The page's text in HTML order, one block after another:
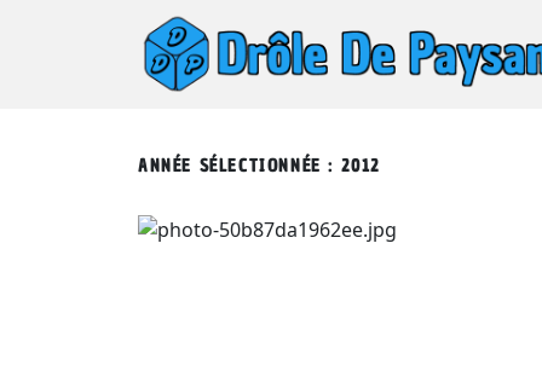
ANNÉE SÉLECTIONNÉE : 2012